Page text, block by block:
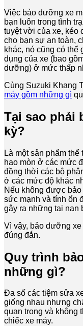
Việc bảo dưỡng xe
bạn luôn trong tình
tuyệt vời của xe, kéo
cho bạn sự an toàn,
khác, nó cũng có
dụng của xe (bao
dưỡng) ở mức thấp
Cùng Suzuki Khang
máy gồm những gì
Tại sao phải
kỳ?
Là một sản phẩm
hao mòn ở các mức
đồng thời các bộ
ở các mức độ khác
Nếu không được
sức mạnh và tính ổn
gây ra những tai nạn
Vì vậy, bảo dưỡng
đúng đắn.
Quy trình
những gì?
Đa số các tiệm sửa
giống nhau nhưng
quan trọng và không
chiếc xe máy.